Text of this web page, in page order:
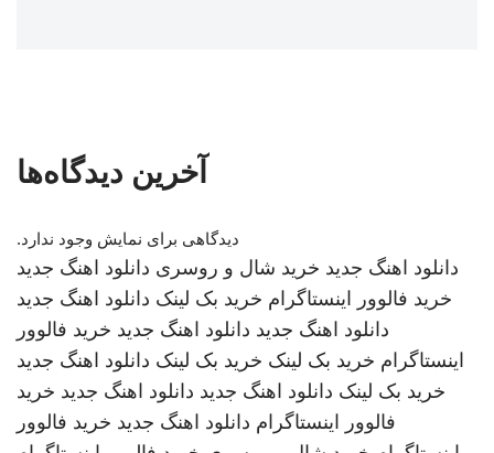
آخرین دیدگاه‌ها
دیدگاهی برای نمایش وجود ندارد.
دانلود اهنگ جدید خرید شال و روسری دانلود اهنگ جدید
خرید فالوور اینستاگرام خرید بک لینک دانلود اهنگ جدید
دانلود اهنگ جدید دانلود اهنگ جدید خرید فالوور
اینستاگرام خرید بک لینک خرید بک لینک دانلود اهنگ جدید
خرید بک لینک دانلود اهنگ جدید دانلود اهنگ جدید خرید
فالوور اینستاگرام دانلود اهنگ جدید خرید فالوور